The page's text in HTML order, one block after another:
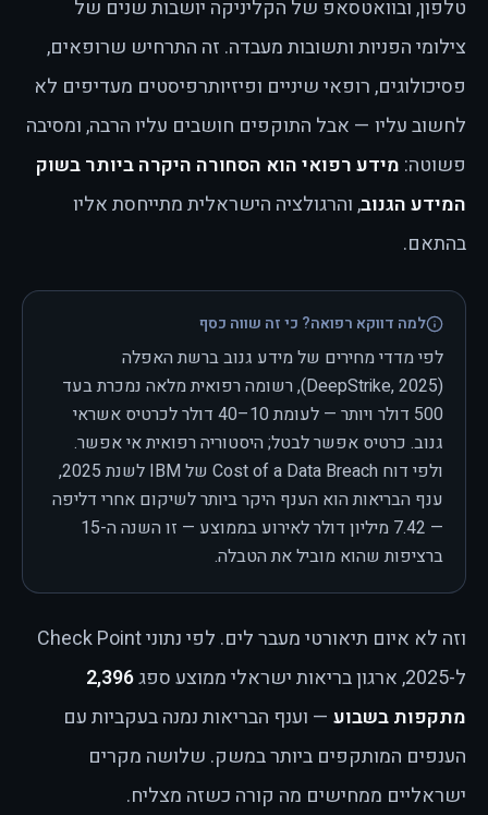
טלפון, ובוואטסאפ של הקליניקה יושבות שנים של
צילומי הפניות ותשובות מעבדה. זה התרחיש שרופאים,
פסיכולוגים, רופאי שיניים ופיזיותרפיסטים מעדיפים לא
לחשוב עליו — אבל התוקפים חושבים עליו הרבה, ומסיבה
פשוטה: מידע רפואי הוא הסחורה היקרה ביותר בשוק
המידע הגנוב, והרגולציה הישראלית מתייחסת אליו
בהתאם.
למה דווקא רפואה? כי זה שווה כסף
לפי מדדי מחירים של מידע גנוב ברשת האפלה
(DeepStrike, 2025), רשומה רפואית מלאה נמכרת בעד
500 דולר ויותר — לעומת 10–40 דולר לכרטיס אשראי
גנוב. כרטיס אפשר לבטל; היסטוריה רפואית אי אפשר.
ולפי דוח Cost of a Data Breach של IBM לשנת 2025,
ענף הבריאות הוא הענף היקר ביותר לשיקום אחרי דליפה
— 7.42 מיליון דולר לאירוע בממוצע — זו השנה ה-15
ברציפות שהוא מוביל את הטבלה.
וזה לא איום תיאורטי מעבר לים. לפי נתוני Check Point
ל-2025, ארגון בריאות ישראלי ממוצע ספג
2,396
מתקפות בשבוע — וענף הבריאות נמנה בעקביות עם
הענפים המותקפים ביותר במשק. שלושה מקרים
ישראליים ממחישים מה קורה כשזה מצליח.